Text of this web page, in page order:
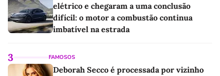
elétrico e chegaram a uma conclusão
difícil: o motor a combustão continua
imbatível na estrada
3 FAMOSOS
Deborah Secco é processada por vizinho